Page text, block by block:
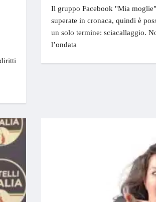
Il gruppo Facebook "Mia
superate in cronaca, quindi è
un solo termine: sciacallaggio.
l’ondata